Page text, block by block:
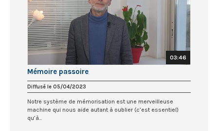
03:46
Mémoire passoire
Diffusé le 05/04/2023
Notre système de mémorisation est une merveilleuse
machine qui nous aide autant à oublier (c’est essentiel)
qu’à...